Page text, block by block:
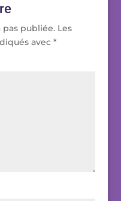
pas publiée. Les
avec *